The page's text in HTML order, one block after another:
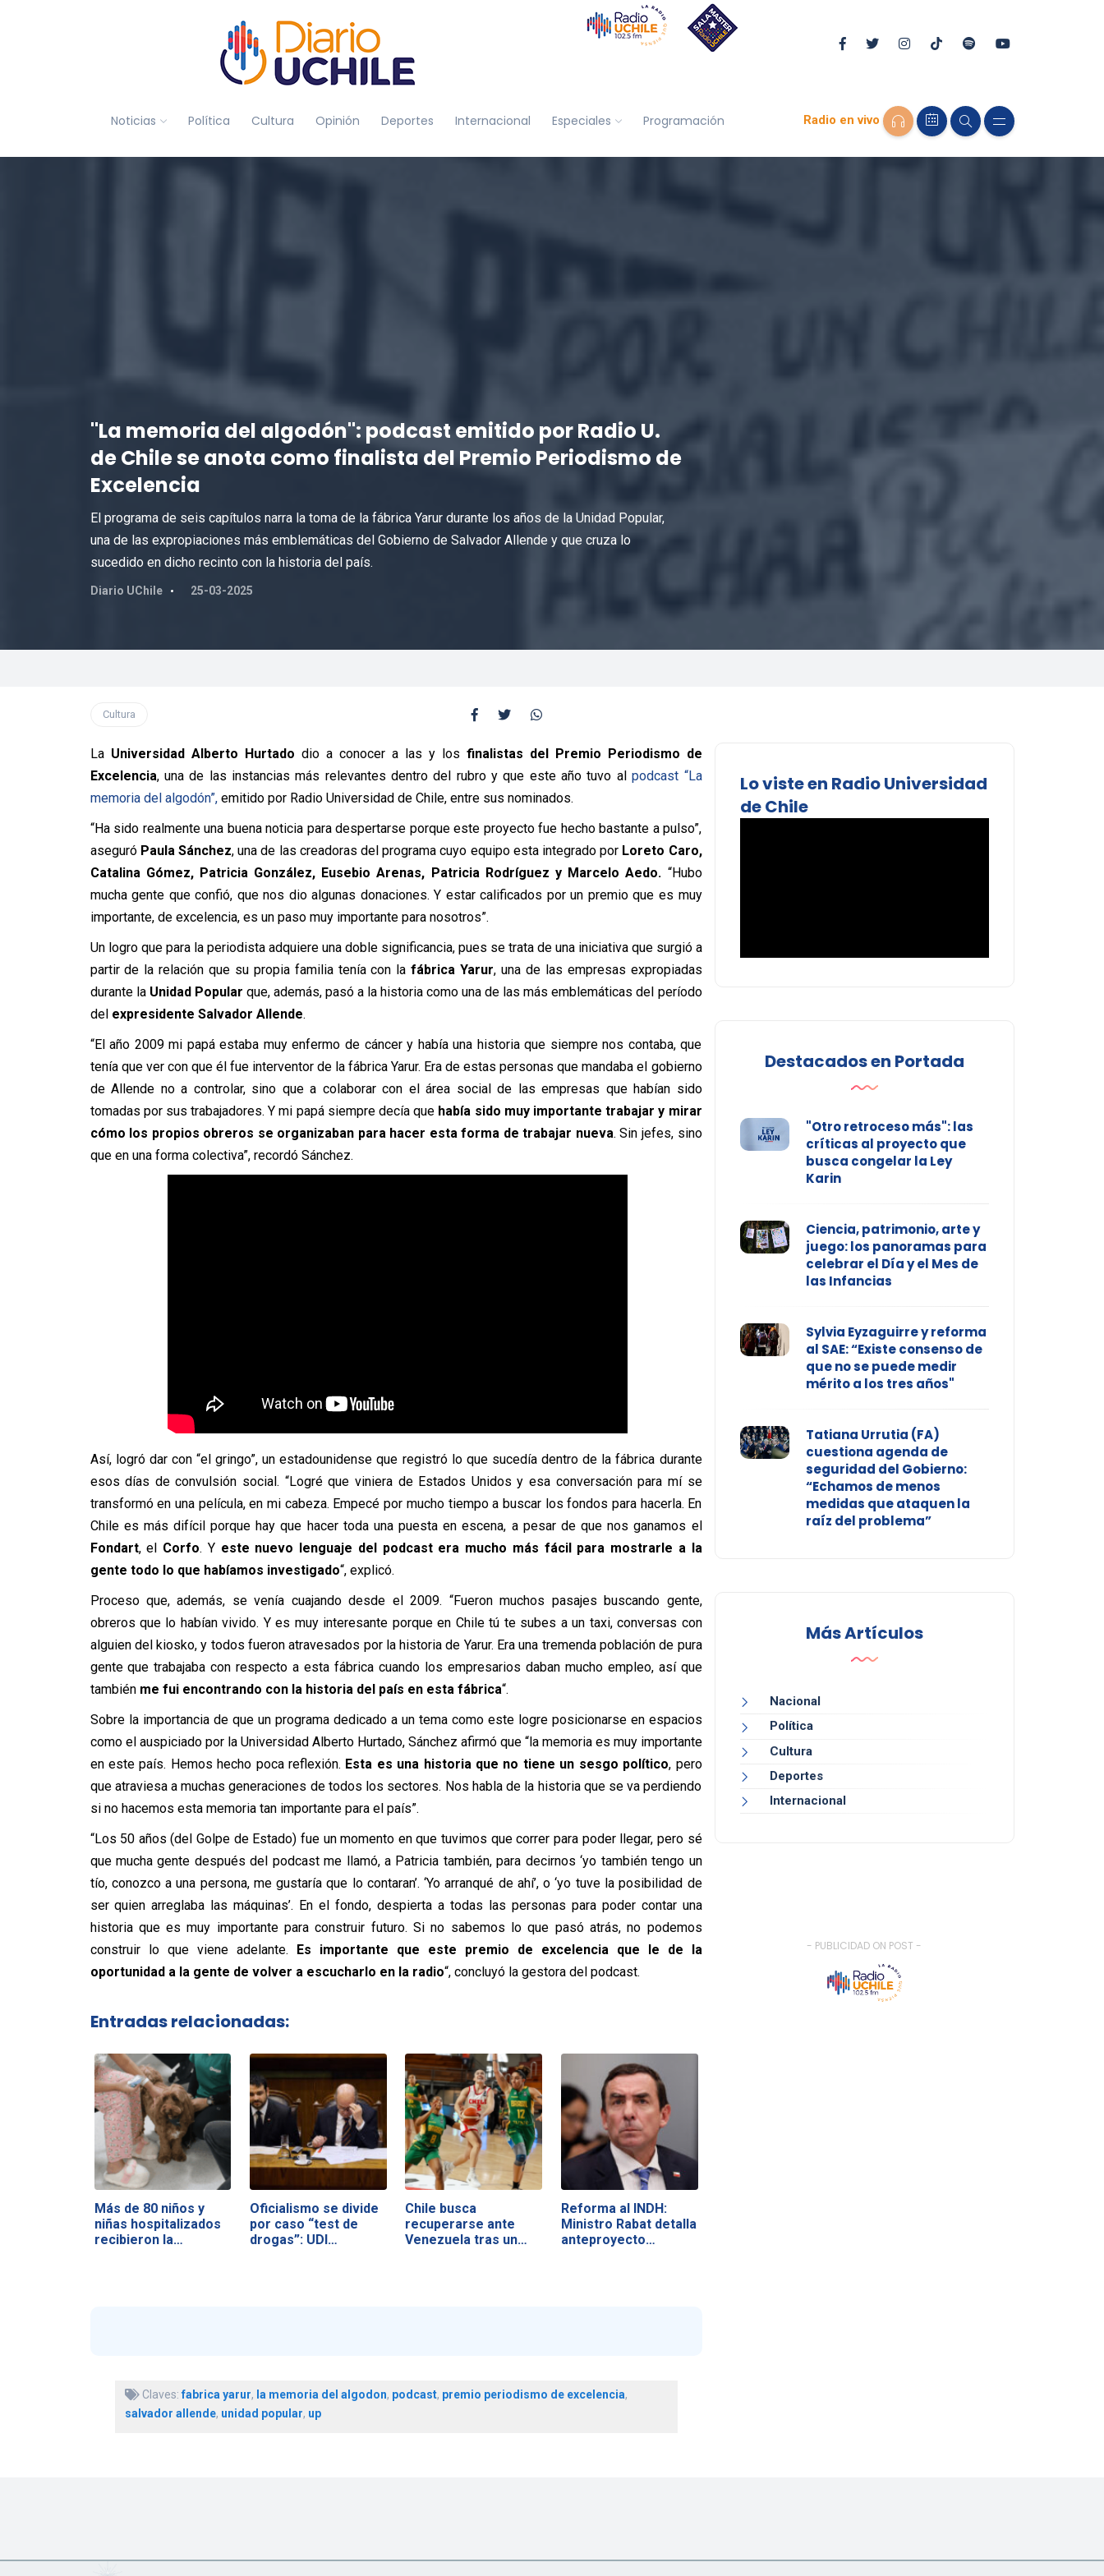
Noticias Política Cultura Opinión Deportes Internacional Especiales Programación Radio en vivo
"La memoria del algodón": podcast emitido por Radio U.
de Chile se anota como finalista del Premio Periodismo de
Excelencia
El programa de seis capítulos narra la toma de la fábrica Yarur durante los años de la Unidad Popular,
una de las expropiaciones más emblemáticas del Gobierno de Salvador Allende y que cruza lo
sucedido en dicho recinto con la historia del país.
Diario UChile 25-03-2025
Cultura
La Universidad Alberto Hurtado dio a conocer a las y los finalistas del Premio Periodismo de
Excelencia, una de las instancias más relevantes dentro del rubro y que este año tuvo alpodcast “La
memoria del algodón”,emitido por Radio Universidad de Chile, entre sus nominados.
“Ha sido realmente una buena noticia para despertarse porque este proyecto fue hecho bastante a pulso”,
aseguró Paula Sánchez, una de las creadoras del programa cuyo equipo esta integrado por Loreto Caro,
Catalina Gómez, Patricia González, Eusebio Arenas, Patricia Rodríguez y Marcelo Aedo. “Hubo
mucha gente que confió, que nos dio algunas donaciones. Y estar calificados por un premio que es muy
importante, de excelencia, es un paso muy importante para nosotros”.
Un logro que para la periodista adquiere una doble significancia, pues se trata de una iniciativa que surgió a
partir de la relación que su propia familia tenía con lafábrica Yarur, una de las empresas expropiadas
durante la Unidad Popular que, además, pasó a la historia como una de las más emblemáticas del período
del expresidente Salvador Allende.
“El año 2009 mi papá estaba muy enfermo de cáncer y había una historia que siempre nos contaba, que
tenía que ver con que él fue interventor de la fábrica Yarur. Era de estas personas que mandaba el gobierno
de Allende no a controlar, sino que a colaborar con el área social de las empresas que habían sido
tomadas por sus trabajadores. Y mi papá siempre decía que había sido muy importante trabajar y mirar
cómo los propios obreros se organizaban para hacer esta forma de trabajar nueva. Sin jefes, sino
que en una forma colectiva”, recordó Sánchez.
Así, logró dar con “el gringo”, un estadounidense que registró lo que sucedía dentro de la fábrica durante
esos días de convulsión social. “Logré que viniera de Estados Unidos y esa conversación para mí se
transformó en una película, en mi cabeza. Empecé por mucho tiempo a buscar los fondos para hacerla. En
Chile es más difícil porque hay que hacer toda una puesta en escena, a pesar de que nos ganamos el
Fondart, el Corfo. Y este nuevo lenguaje del podcast era mucho más fácil para mostrarle a la
gente todo lo que habíamos investigado“, explicó.
Proceso que, además, se venía cuajando desde el 2009. “Fueron muchos pasajes buscando gente,
obreros que lo habían vivido. Y es muy interesante porque en Chile tú te subes a un taxi, conversas con
alguien del kiosko, y todos fueron atravesados por la historia de Yarur. Era una tremenda población de pura
gente que trabajaba con respecto a esta fábrica cuando los empresarios daban mucho empleo, así que
también me fui encontrando con la historia del país en esta fábrica“.
Sobre la importancia de que un programa dedicado a un tema como este logre posicionarse en espacios
como el auspiciado por la Universidad Alberto Hurtado, Sánchez afirmó que “la memoria es muy importante
en este país. Hemos hecho poca reflexión. Esta es una historia que no tiene un sesgo político, pero
que atraviesa a muchas generaciones de todos los sectores. Nos habla de la historia que se va perdiendo
si no hacemos esta memoria tan importante para el país”.
“Los 50 años (del Golpe de Estado) fue un momento en que tuvimos que correr para poder llegar, pero sé
que mucha gente después del podcast me llamó, a Patricia también, para decirnos ‘yo también tengo un
tío, conozco a una persona, me gustaría que lo contaran’. ‘Yo arranqué de ahí’, o ‘yo tuve la posibilidad de
ser quien arreglaba las máquinas’. En el fondo, despierta a todas las personas para poder contar una
historia que es muy importante para construir futuro. Si no sabemos lo que pasó atrás, no podemos
construir lo que viene adelante. Es importante que este premio de excelencia que le de la
oportunidad a la gente de volver a escucharlo en la radio“, concluyó la gestora del podcast.
Entradas relacionadas:
Más de 80 niños y
niñas hospitalizados
recibieron la…
Oficialismo se divide
por caso “test de
drogas”: UDI…
Chile busca
recuperarse ante
Venezuela tras un
Reforma al INDH:
Ministro Rabat detalla
anteproyecto…
Claves:fabrica yarur, la memoria del algodon, podcast, premio periodismo de excelencia,
salvador allende, unidad popular, up
Lo viste en Radio Universidad
de Chile
Destacados en Portada
"Otro retroceso más": las
críticas al proyecto que
busca congelar la Ley
Karin
Ciencia, patrimonio, arte y
juego: los panoramas para
celebrar el Día y el Mes de
las Infancias
Sylvia Eyzaguirre y reforma
al SAE: “Existe consenso de
que no se puede medir
mérito a los tres años"
Tatiana Urrutia (FA)
cuestiona agenda de
seguridad del Gobierno:
“Echamos de menos
medidas que ataquen la
raíz del problema”
Más Artículos
Nacional
Política
Cultura
Deportes
Internacional
- PUBLICIDAD ON POST -